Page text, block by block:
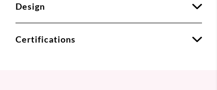
Design
Certifications